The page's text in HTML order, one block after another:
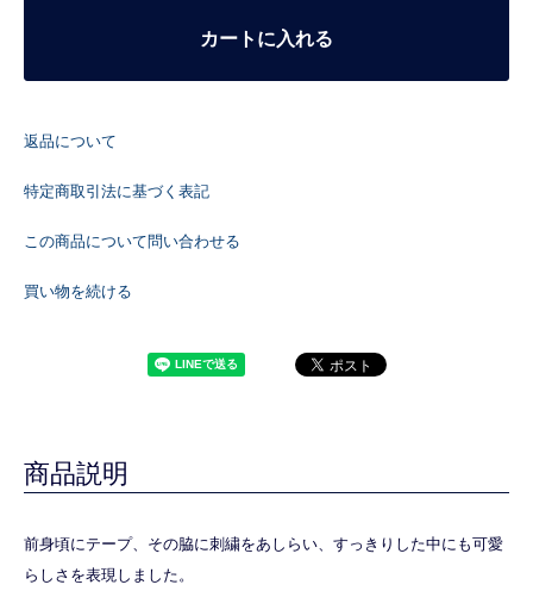
カートに入れる
返品について
特定商取引法に基づく表記
この商品について問い合わせる
買い物を続ける
商品説明
前身頃にテープ、その脇に刺繍をあしらい、すっきりした中にも可愛
らしさを表現しました。